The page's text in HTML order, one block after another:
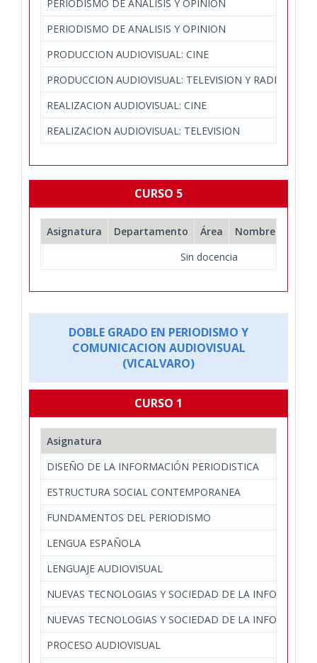
PERIODISMO DE ANALISIS Y OPINION
PERIODISMO DE ANALISIS Y OPINION
PRODUCCION AUDIOVISUAL: CINE
PRODUCCION AUDIOVISUAL: TELEVISION Y RADIO
REALIZACION AUDIOVISUAL: CINE
REALIZACION AUDIOVISUAL: TELEVISION
CURSO 5
Asignatura Departamento Área
Nombre
Sin docencia
DOBLE GRADO EN PERIODISMO Y
COMUNICACION AUDIOVISUAL
(VICALVARO)
CURSO 1
Asignatura
DISEÑO DE LA INFORMACIÓN PERIODISTICA
ESTRUCTURA SOCIAL CONTEMPORANEA
FUNDAMENTOS DEL PERIODISMO
LENGUA ESPAÑOLA
LENGUAJE AUDIOVISUAL
NUEVAS TECNOLOGIAS Y SOCIEDAD DE LA
NUEVAS TECNOLOGIAS Y SOCIEDAD DE LA
PROCESO AUDIOVISUAL